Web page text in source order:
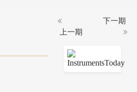
上一期
下一期